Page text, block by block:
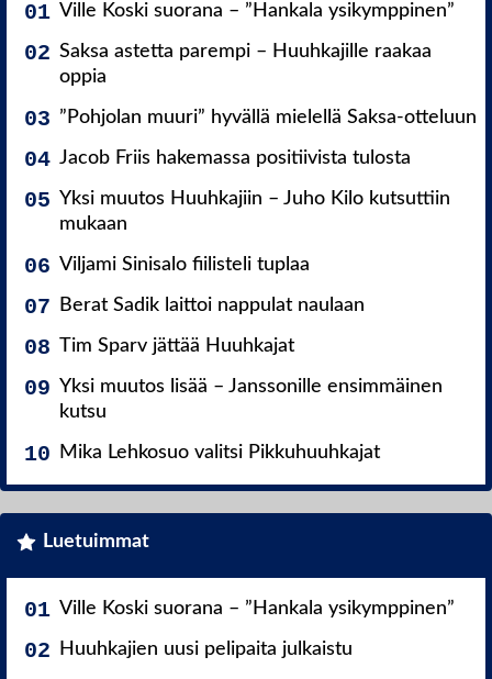
Ville Koski suorana – ”Hankala ysikymppinen”
Saksa astetta parempi – Huuhkajille raakaa
oppia
”Pohjolan muuri” hyvällä mielellä Saksa-otteluun
Jacob Friis hakemassa positiivista tulosta
Yksi muutos Huuhkajiin – Juho Kilo kutsuttiin
mukaan
Viljami Sinisalo fiilisteli tuplaa
Berat Sadik laittoi nappulat naulaan
Tim Sparv jättää Huuhkajat
Yksi muutos lisää – Janssonille ensimmäinen
kutsu
Mika Lehkosuo valitsi Pikkuhuuhkajat
Luetuimmat
Ville Koski suorana – ”Hankala ysikymppinen”
Huuhkajien uusi pelipaita julkaistu